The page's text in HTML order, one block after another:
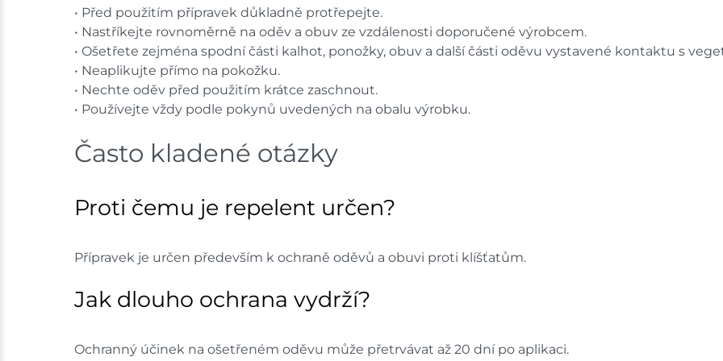
• Před použitím přípravek důkladně protřepejte.
• Nastříkejte rovnoměrně na oděv a obuv ze vzdálenosti doporučené výrobcem.
• Ošetřete zejména spodní části kalhot, ponožky, obuv a další části oděvu vystavené kontaktu s
• Neaplikujte přímo na pokožku.
• Nechte oděv před použitím krátce zaschnout.
• Používejte vždy podle pokynů uvedených na obalu výrobku.
Často kladené otázky
Proti čemu je repelent určen?
Přípravek je určen především k ochraně oděvů a obuvi proti klíšťatům.
Jak dlouho ochrana vydrží?
Ochranný účinek na ošetřeném oděvu může přetrvávat až 20 dní po aplikaci.